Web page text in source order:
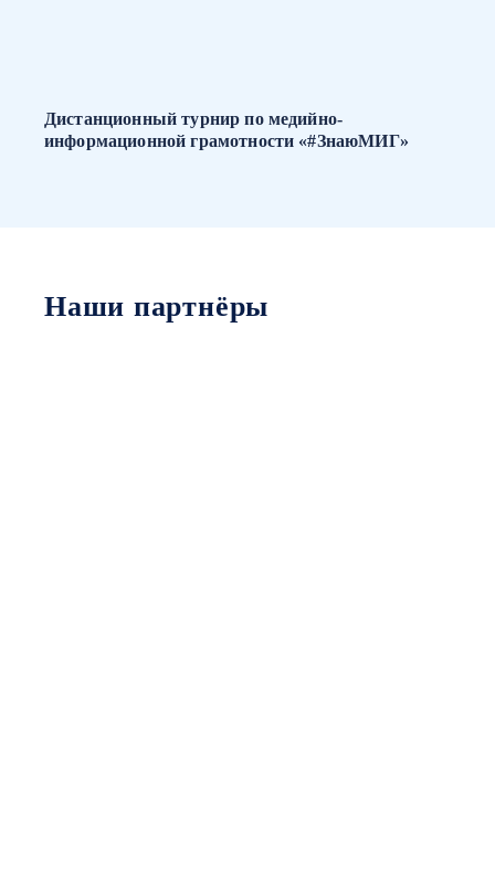
Дистанционный турнир по медийно-
информационной грамотности «#ЗнаюМИГ»
Наши партнёры